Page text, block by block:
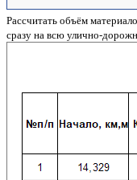
Рассчитать объём
сразу на всю улично-